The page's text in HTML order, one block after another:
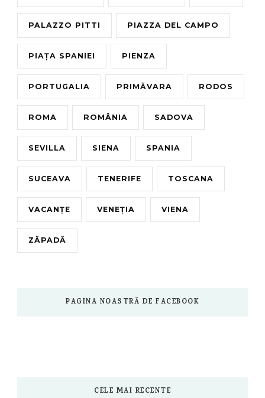
PALAZZO PITTI PIAZZA DEL CAMPO
PIAȚA SPANIEI PIENZA
PORTUGALIA PRIMĂVARA RODOS
ROMA ROMÂNIA SADOVA
SEVILLA SIENA SPANIA
SUCEAVA TENERIFE TOSCANA
VACANȚE VENEȚIA VIENA
ZĂPADĂ
PAGINA NOASTRĂ DE FACEBOOK
CELE MAI RECENTE